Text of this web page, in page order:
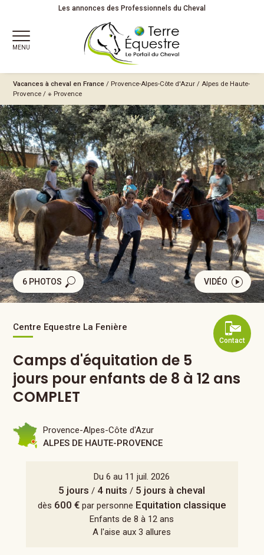
Les annonces des Professionnels du Cheval
MENU
Vacances à cheval en France / Provence-Alpes-Côte d'Azur /Alpes de Haute-
Provence /※ Provence
6 PHOTOS VIDÉO
Contact
Centre Equestre La Fenière
Camps d'équitation de 5
jours pour enfants de 8 à 12 ans
COMPLET
Du 6 au 11 juil. 2026
5 jours / 4 nuits / 5 jours à cheval
dès 600 €par personne Equitation classique
Enfants de 8 à 12 ans
A l'aise aux 3 allures
Provence-Alpes-Côte d'Azur
ALPES DE HAUTE-PROVENCE